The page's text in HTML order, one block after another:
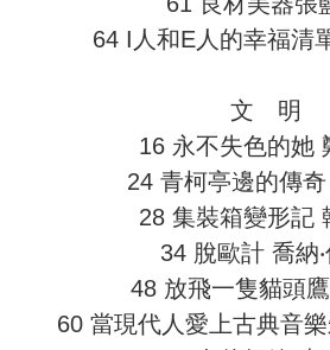
64 I人和E人的幸福清
文 明
16 永不失色的她
24 青柯亭邊的傳
28 集裝箱變形
34 脫歐計 喬納
48 放飛一隻貓頭
60 當現代人愛上古典音